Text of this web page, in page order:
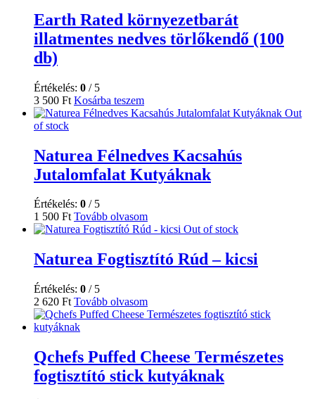
Earth Rated környezetbarát
illatmentes nedves törlőkendő (100
db)
Értékelés: 0 / 5
3 500 Ft Kosárba teszem
Out
of stock
Naturea Félnedves Kacsahús
Jutalomfalat Kutyáknak
Értékelés: 0 / 5
1 500 Ft Tovább olvasom
Out of stock
Naturea Fogtisztító Rúd – kicsi
Értékelés: 0 / 5
2 620 Ft Tovább olvasom
Qchefs Puffed Cheese Természetes
fogtisztító stick kutyáknak